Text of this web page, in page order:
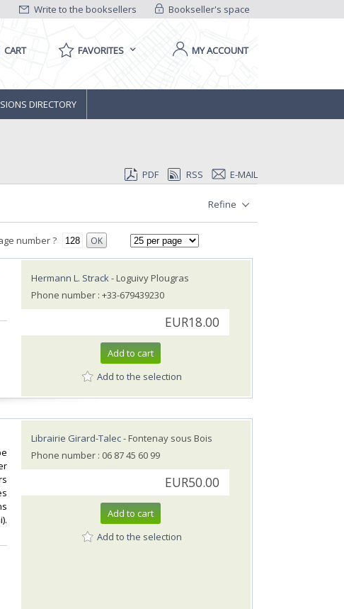
Bookseller's space
Write to the booksellers
CART FAVORITES MY ACCOUNT
DIRECTORY
PDF RSS E-MAIL
Refine
number ? OK
Hermann L. Strack- Loguivy Plougras
Phone number : +33-679439230
EUR18.00
Add to cart
Add to the selection
Librairie Girard-Talec- Fontenay sous Bois
Phone number : 06 87 45 60 99
EUR50.00
Add to cart
Add to the selection